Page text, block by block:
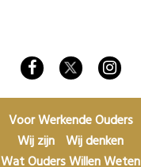
Voor Werkende Ouders
Wij zijn Wij denken
Wat Ouders Willen Weten